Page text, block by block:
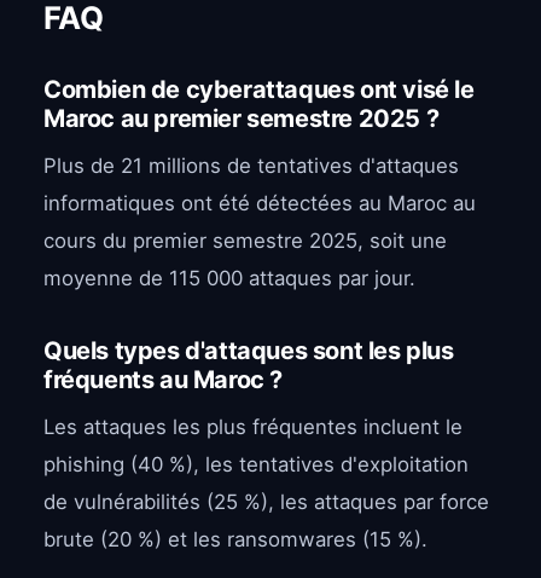
FAQ
Combien de cyberattaques ont visé le
Maroc au premier semestre 2025 ?
Plus de 21 millions de tentatives d'attaques
informatiques ont été détectées au Maroc au
cours du premier semestre 2025, soit une
moyenne de 115 000 attaques par jour.
Quels types d'attaques sont les plus
fréquents au Maroc ?
Les attaques les plus fréquentes incluent le
phishing (40 %), les tentatives d'exploitation
de vulnérabilités (25 %), les attaques par force
brute (20 %) et les ransomwares (15 %).